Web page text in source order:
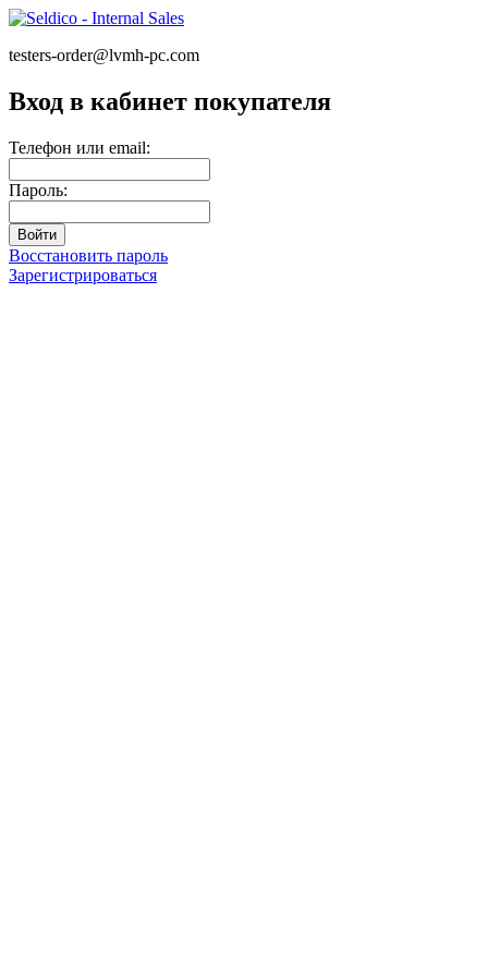
testers-order@lvmh-pc.com
Вход в кабинет покупателя
Телефон или email:
Пароль:
Восстановить пароль
Зарегистрироваться